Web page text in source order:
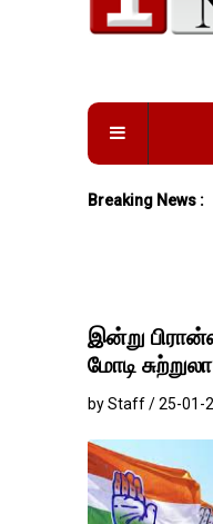
Breaking News :
இன்று
மோடி
by Staff / 25-01-